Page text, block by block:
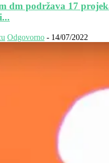
dm podržava 17
Odgovorno - 14/07/2022